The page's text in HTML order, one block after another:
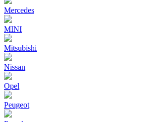
Mercedes
MINI
Mitsubishi
Nissan
Opel
Peugeot